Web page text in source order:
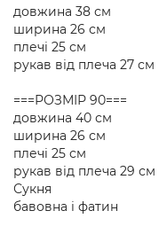
довжина 38 см
ширина 26 см
плечі 25 см
рукав від плеча 27 см
===РОЗМІР 90===
довжина 40 см
ширина 26 см
плечі 25 см
рукав від плеча 29 см
Сукня
бавовна і фатин